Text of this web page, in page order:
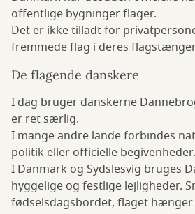
offentlige bygninger flager.
Det er ikke tilladt for
fremmede flag i deres
De flagende danskere
I dag bruger danskerne
er ret særlig.
I mange andre lande forbindes
politik eller officielle begivenheder.
I Danmark og Sydslesvig bruges
hyggelige og festlige lejligheder.
fødselsdagsbordet, flaget